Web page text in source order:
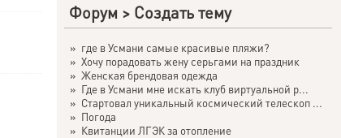
Форум > Создать тему
» где в Усмани самые красивые пляжи?
» Хочу порадовать жену серьгами на праздник
» Женская брендовая одежда
» Где в Усмани мне искать клуб виртуальной р...
» Стартовал уникальный космический телескоп ...
» Погода
» Квитанции ЛГЭК за отопление